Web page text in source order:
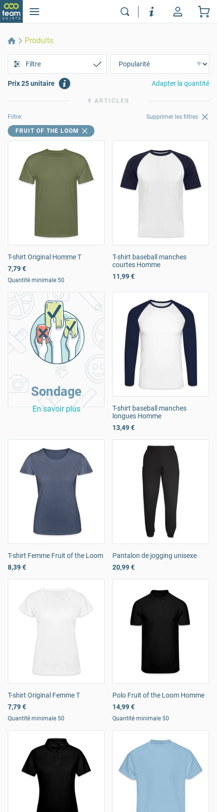
Produits
Filtre
Prix 25 unitaire Adapter la quantité
9 ARTICLES
Filtre: Supprimer les filtres
FRUIT OF THE LOOM
T-shirt Original Homme T
7,79 €
Quantité minimale 50
T-shirt baseball manches
courtes Homme
11,99 €
Sondage
En savoir plus
T-shirt baseball manches
longues Homme
13,49 €
T-shirt Femme Fruit of the Loom
8,39 €
Pantalon de jogging unisexe
20,99 €
T-shirt Original Femme T
7,79 €
Quantité minimale 50
Polo Fruit of the Loom Homme
14,99 €
Quantité minimale 50